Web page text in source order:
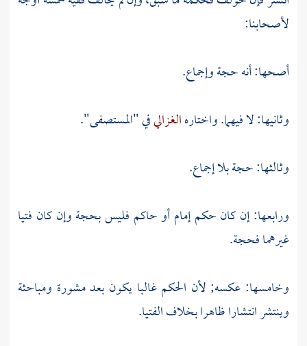
لأصحابنا:
أصحها: أنه حجة وإجماع.
وثانيها: لا فيهما. واختارهالغزاليفي "المستصفى".
وثالثها: حجة بلا إجماع.
ورابعها: إن كان حكم إمام أو حاكم فليس بحجة وإن كان فتيا
غيرهما فحجة.
وخامسها: عكسه; لأن الحكم غالبا يكون بعد مشورة ومباحثة
وينتشر انتشارا ظاهرا بخلاف الفتيا.